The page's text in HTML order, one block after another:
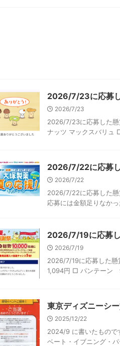
2026/7/23に応募
2026/7/23
2026/7/23に応募した
ナッツ マックスバリュ
2026/7/22に応募
2026/7/22
2026/7/22に応募した
応募には金額足りなか
2026/7/19に応募
2026/7/19
2026/7/19に応募した
1,094円 □ パンテーン
東京ディズニーシ
2025/12/22
2024/9 に書いたもので
ベート・イブニング・